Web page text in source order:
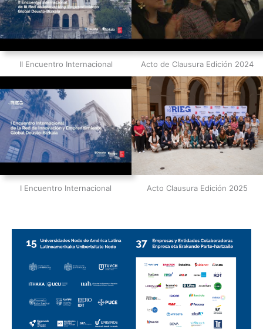
II Encuentro Internacional Acto de Clausura Edición 2024
I Encuentro Internacional Acto Clausura Edición 2025